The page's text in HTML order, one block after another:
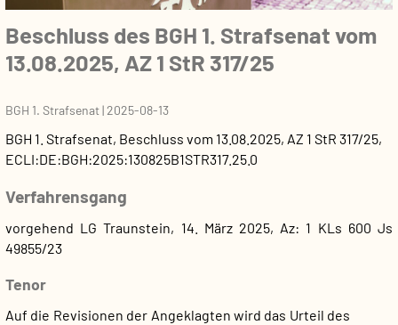
Beschluss des BGH 1. Strafsenat vom
13.08.2025, AZ 1 StR 317/25
BGH 1. Strafsenat|2025-08-13
BGH 1. Strafsenat, Beschluss vom 13.08.2025, AZ 1 StR 317/25,
ECLI:DE:BGH:2025:130825B1STR317.25.0
Verfahrensgang
vorgehend LG Traunstein, 14. März 2025, Az: 1 KLs 600 Js
49855/23
Tenor
Auf die Revisionen der Angeklagten wird das Urteil des